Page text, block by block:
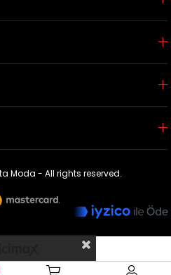
Moda - All rights reserved.